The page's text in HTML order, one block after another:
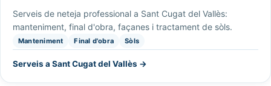
Serveis de neteja professional a Sant Cugat del Vallès:
manteniment, final d'obra, façanes i tractament de sòls.
Manteniment Final d'obra Sòls
Serveis a Sant Cugat del Vallès →